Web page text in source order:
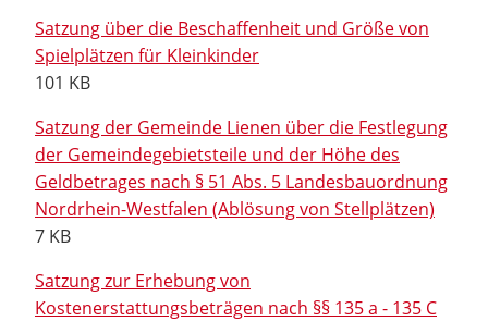
Satzung über die Beschaffenheit und Größe von
Spielplätzen für Kleinkinder
101 KB
Satzung der Gemeinde Lienen über die Festlegung
der Gemeindegebietsteile und der Höhe des
Geldbetrages nach § 51 Abs. 5 Landesbauordnung
Nordrhein-Westfalen (Ablösung von Stellplätzen)
7 KB
Satzung zur Erhebung von
Kostenerstattungsbeträgen nach §§ 135 a - 135 C